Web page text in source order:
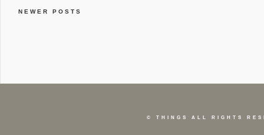
NEWER POSTS
© THINGS ALL RIGHTS